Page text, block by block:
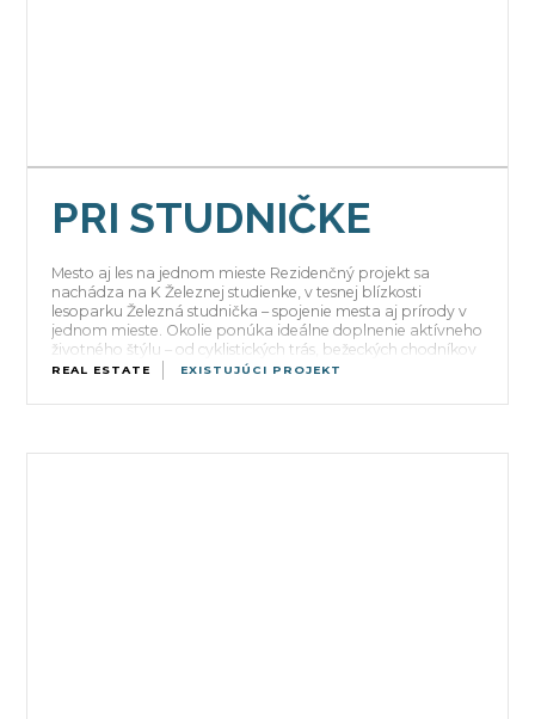
PRI STUDNIČKE
Mesto aj les na jednom mieste Rezidenčný projekt sa
nachádza na K Železnej studienke, v tesnej blízkosti
lesoparku Železná studnička – spojenie mesta aj prírody v
jednom mieste. Okolie ponúka ideálne doplnenie aktívneho
životného štýlu – od cyklistických trás, bežeckých chodníkov
až po potok Vydrica a Partizánsku lúku priamo v dosahu.
REAL ESTATE EXISTUJÚCI PROJEKT